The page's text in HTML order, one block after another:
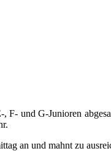
F- und G-Junioren
an und mahnt zu